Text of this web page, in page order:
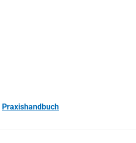
Praxishandbuch